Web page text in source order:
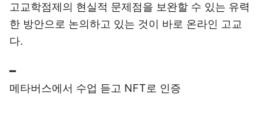
고교학점제의 현실적 문제점을 보완할 수 있는 유력
한 방안으로 논의하고 있는 것이 바로 온라인 고교
다.
━
메타버스에서 수업 듣고 NFT로 인증